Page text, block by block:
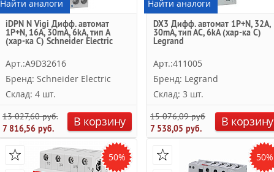
Найти аналоги
iDPN N Vigi Дифф. автомат
1P+N, 16A, 30mA, 6kA, тип A
(хар-ка C) Schneider Electric
Арт.:A9D32616
Бренд: Schneider Electric
Склад: 4 шт.
13 027,60 руб.
7 816,56 руб.
В корзину
Найти аналоги
DX3 Дифф. автомат 1P+N, 32A,
30mA, тип АC, 6kA (хар-ка C)
Legrand
Арт.:411005
Бренд: Legrand
Склад: 3 шт.
15 076,09 руб.
7 538,05 руб.
В корзину
50% 50%